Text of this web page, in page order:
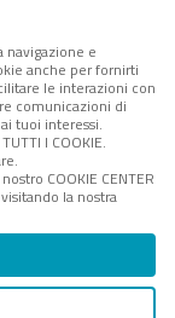
iscritta
di Roma -
resp. Michela
e
- FPA s.r.l.
management
- R.E.A. Roma
navigazione e
anche per fornirti
le interazioni con
comunicazioni di
tuoi interessi.
I COOKIE.
COOKIE CENTER
la nostra